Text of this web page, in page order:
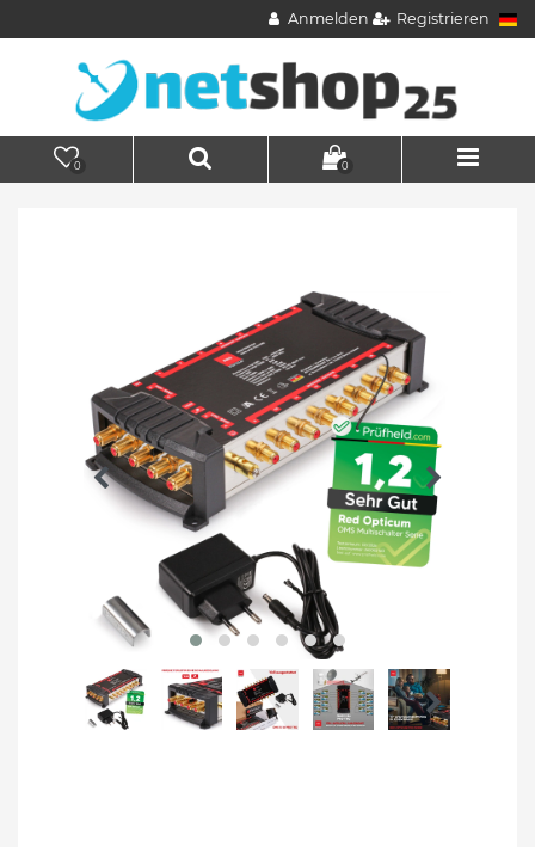
Anmelden Registrieren
0 0